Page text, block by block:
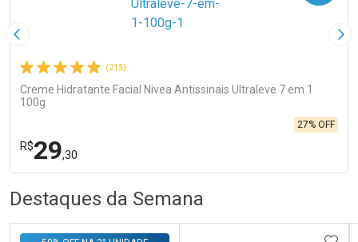
Imagem Anterior
(215)
Creme Hidratante Facial Nivea Antissinais Ultraleve 7 em 1
100g
R$29,30
27% OFF
Laboratório
Por Menos
Destaques da Semana